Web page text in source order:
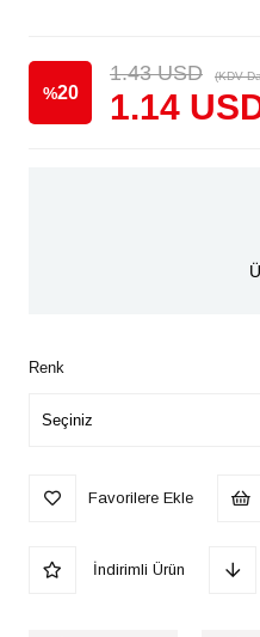
%20
1.43 USD (KDV
1.14
Renk
Favorilere Ekle
İndirimli Ürün